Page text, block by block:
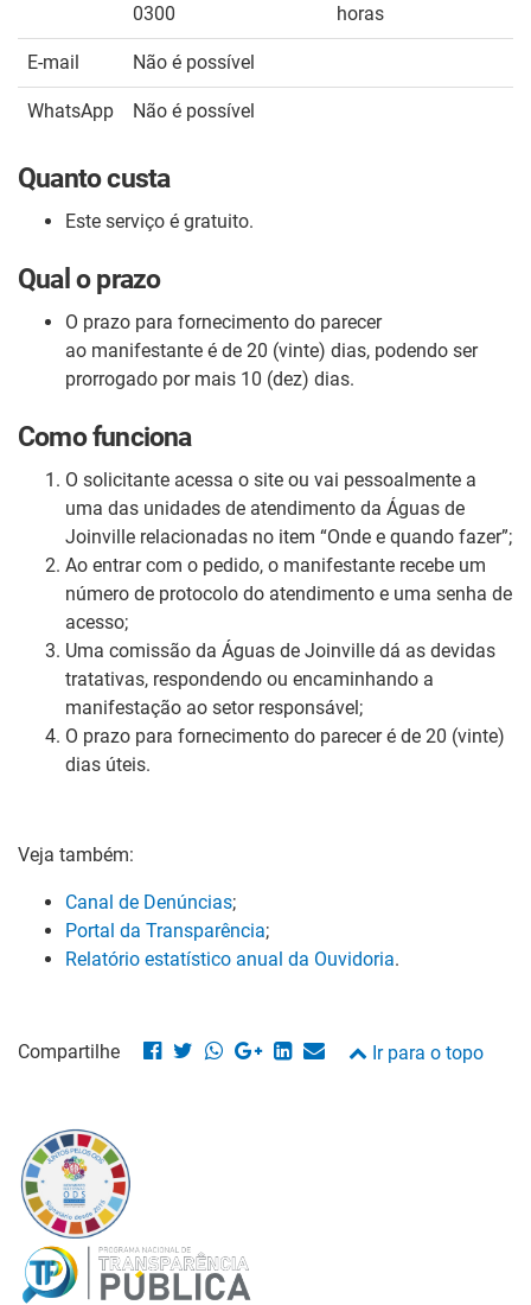
0300
horas
E-mail Não é possível
WhatsApp Não é possível
Quanto custa
Este serviço é gratuito.
Qual o prazo
O prazo para fornecimento do parecer
ao manifestante é de 20 (vinte) dias, podendo ser
prorrogado por mais 10 (dez) dias.
Como funciona
O solicitante acessa o site ou vai pessoalmente a
uma das unidades de atendimento da Águas de
Joinville relacionadas no item “Onde e quando fazer”;
Ao entrar com o pedido, o manifestante recebe um
número de protocolo do atendimento e uma senha de
acesso;
Uma comissão da Águas de Joinville dá as devidas
tratativas, respondendo ou encaminhando a
manifestação ao setor responsável;
O prazo para fornecimento do parecer é de 20 (vinte)
dias úteis.
Veja também:
Canal de Denúncias;
Portal da Transparência;
Relatório estatístico anual da Ouvidoria.
Compartilhe Ir para o topo